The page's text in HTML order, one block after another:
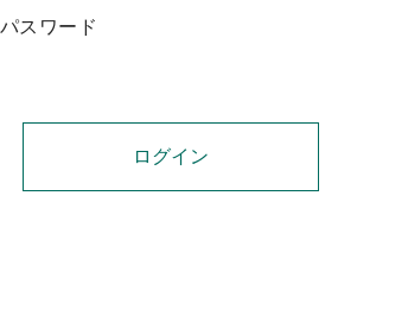
パスワード